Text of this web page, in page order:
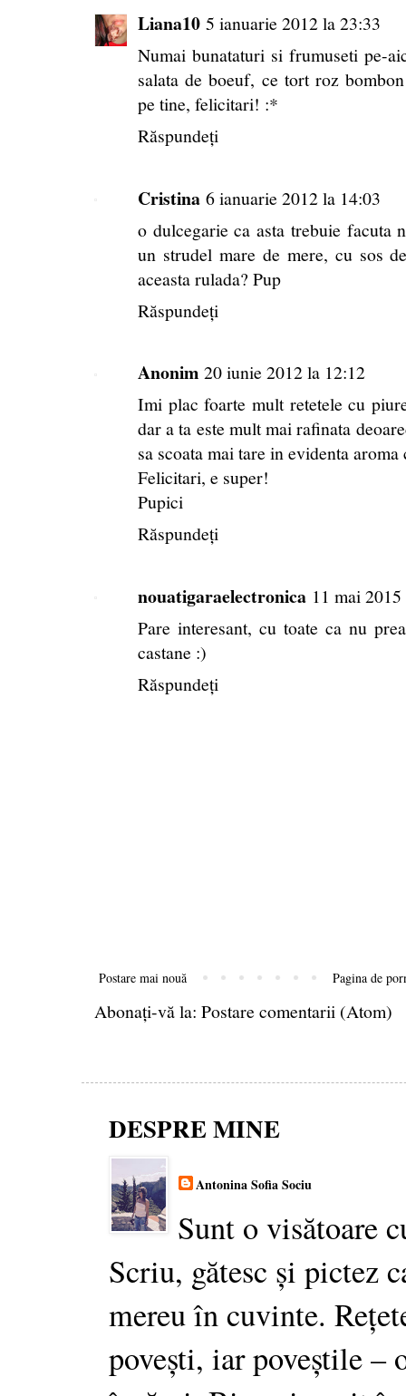
Liana10 5 ianuarie 2012 la 23:33
Numai bunataturi si frumuseti pe-
salata de boeuf, ce tort roz
pe tine, felicitari! :*
Răspundeți
Cristina 6 ianuarie 2012 la 14:03
o dulcegarie ca asta trebuie facuta
un strudel mare de mere, cu sos
aceasta rulada? Pup
Răspundeți
Anonim 20 iunie 2012 la 12:12
Imi plac foarte mult retetele cu
dar a ta este mult mai rafinata
sa scoata mai tare in evidenta
Felicitari, e super!
Pupici
Răspundeți
nouatigaraelectronica 11 mai
Pare interesant, cu toate ca nu
castane :)
Răspundeți
Postare mai nouă Pagina de
Abonați-vă la: Postare comentarii (Atom)
DESPRE MINE
Antonina Sofia Sociu
Sunt o visătoare
Scriu, gătesc și pictez
mereu în cuvinte.
povești, iar poveștile –